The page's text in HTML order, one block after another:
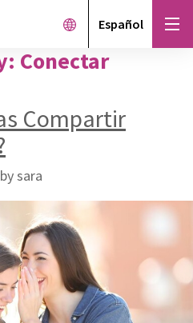
Español
Conectar
Compartir
bysara